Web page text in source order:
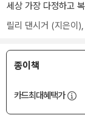
세상 가장 다정하고
릴리 댄시거 (지은이),
종이책
카드최대혜택가